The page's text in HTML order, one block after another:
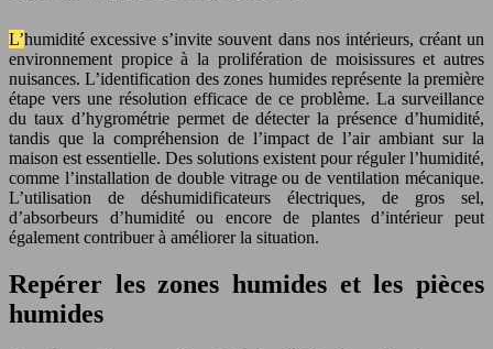
L’humidité excessive s’invite souvent dans nos intérieurs, créant un
environnement propice à la prolifération de moisissures et autres
nuisances. L’identification des zones humides représente la première
étape vers une résolution efficace de ce problème. La surveillance
du taux d’hygrométrie permet de détecter la présence d’humidité,
tandis que la compréhension de l’impact de l’air ambiant sur la
maison est essentielle. Des solutions existent pour réguler l’humidité,
comme l’installation de double vitrage ou de ventilation mécanique.
L’utilisation de déshumidificateurs électriques, de gros sel,
d’absorbeurs d’humidité ou encore de plantes d’intérieur peut
également contribuer à améliorer la situation.
Repérer les zones humides et les pièces
humides